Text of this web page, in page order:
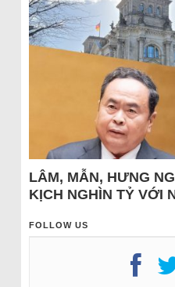
LÂM, MẪN, HƯNG
KỊCH NGHÌN TỶ VỚI
FOLLOW US